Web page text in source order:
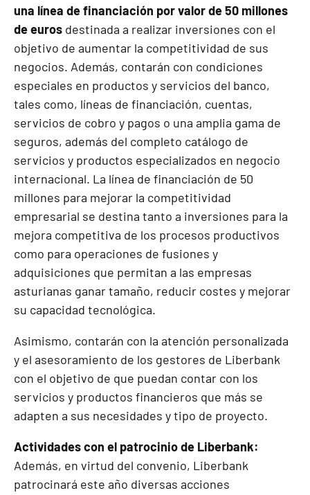
una línea de financiación por valor de 50 millones
de euros destinada a realizar inversiones con el
objetivo de aumentar la competitividad de sus
negocios. Además, contarán con condiciones
especiales en productos y servicios del banco,
tales como, líneas de financiación, cuentas,
servicios de cobro y pagos o una amplia gama de
seguros, además del completo catálogo de
servicios y productos especializados en negocio
internacional. La línea de financiación de 50
millones para mejorar la competitividad
empresarial se destina tanto a inversiones para la
mejora competitiva de los procesos productivos
como para operaciones de fusiones y
adquisiciones que permitan a las empresas
asturianas ganar tamaño, reducir costes y mejorar
su capacidad tecnológica.
Asimismo, contarán con la atención personalizada
y el asesoramiento de los gestores de Liberbank
con el objetivo de que puedan contar con los
servicios y productos financieros que más se
adapten a sus necesidades y tipo de proyecto.
Actividades con el patrocinio de Liberbank:
Además, en virtud del convenio, Liberbank
patrocinará este año diversas acciones